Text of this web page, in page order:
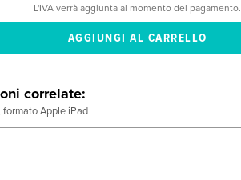
L'IVA verrà aggiunta al momento del pagamento.
correlate
formato Apple iPad